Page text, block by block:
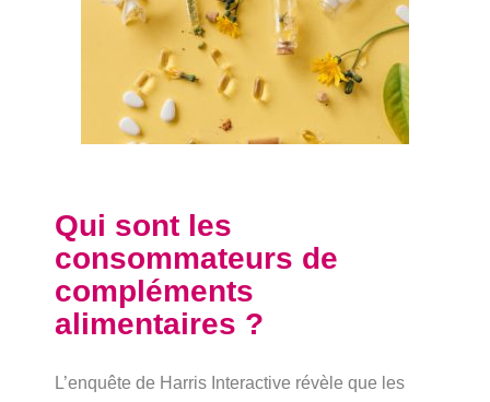
Qui sont les
consommateurs de
compléments
alimentaires ?
L’enquête de Harris Interactive révèle que les